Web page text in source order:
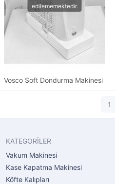
Vosco Soft Dondurma Makinesi
1
KATEGORİLER
Vakum Makinesi
Kase Kapatma Makinesi
Köfte Kalıpları